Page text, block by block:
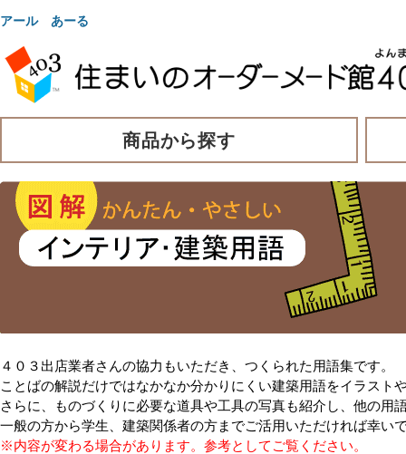
アール あーる
商品から探す
４０３出店業者さんの協力もいただき、つくられた用語集です。
ことばの解説だけではなかなか分かりにくい建築用語をイラスト
さらに、ものづくりに必要な道具や工具の写真も紹介し、他の
一般の方から学生、建築関係者の方までご活用いただければ幸い
※内容が変わる場合があります。参考としてご覧ください。